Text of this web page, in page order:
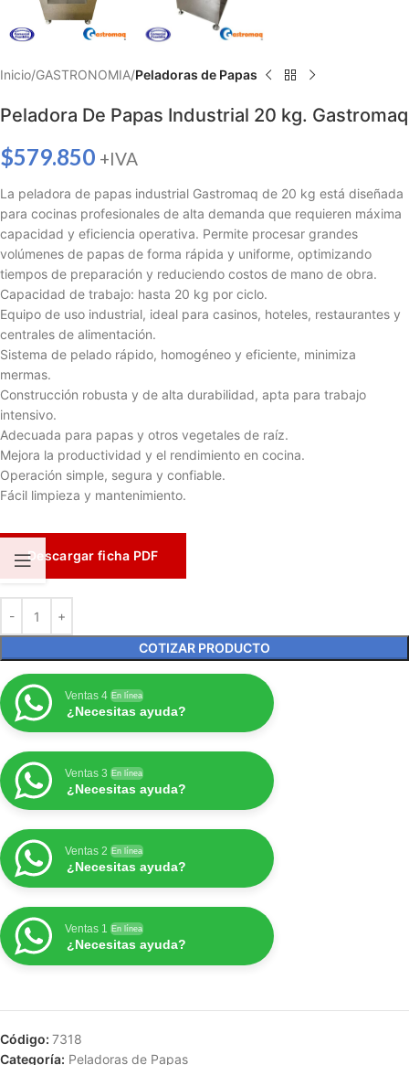
Inicio GASTRONOMIA Peladoras de Papas
Peladora De Papas Industrial 20 kg. Gastromaq
$579.850 +IVA
La peladora de papas industrial Gastromaq de 20 kg está diseñada
para cocinas profesionales de alta demanda que requieren máxima
capacidad y eficiencia operativa. Permite procesar grandes
volúmenes de papas de forma rápida y uniforme, optimizando
tiempos de preparación y reduciendo costos de mano de obra.
Capacidad de trabajo: hasta 20 kg por ciclo.
Equipo de uso industrial, ideal para casinos, hoteles, restaurantes y
centrales de alimentación.
Sistema de pelado rápido, homogéneo y eficiente, minimiza
mermas.
Construcción robusta y de alta durabilidad, apta para trabajo
intensivo.
Adecuada para papas y otros vegetales de raíz.
Mejora la productividad y el rendimiento en cocina.
Operación simple, segura y confiable.
Fácil limpieza y mantenimiento.
Descargar ficha PDF
COTIZAR PRODUCTO
Ventas 4 En línea
¿Necesitas ayuda?
Ventas 3 En línea
¿Necesitas ayuda?
Ventas 2 En línea
¿Necesitas ayuda?
Ventas 1 En línea
¿Necesitas ayuda?
Código: 7318
Categoría: Peladoras de Papas